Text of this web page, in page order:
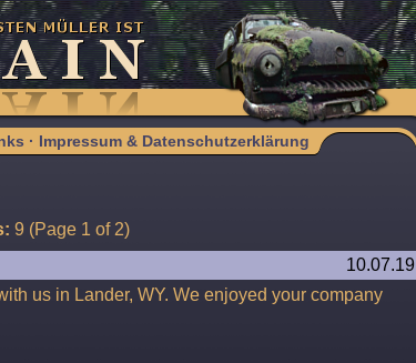
· Impressum & Datenschutzerklärung
9 (Page 1 of 2)
10.07.19
us in Lander, WY. We enjoyed your company